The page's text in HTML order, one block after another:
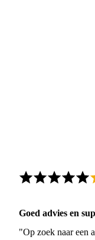
Goed advies en
"Op zoek naar een